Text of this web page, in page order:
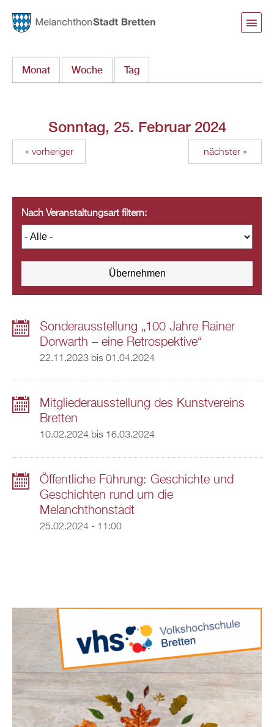
Monat Woche Tag
Sonntag, 25. Februar 2024
« vorheriger nächster »
Nach Veranstaltungsart filtern:
Sonderausstellung „100 Jahre Rainer
Dorwarth – eine Retrospektive“
22.11.2023bis 01.04.2024
Mitgliederausstellung des Kunstvereins
Bretten
10.02.2024bis 16.03.2024
Öffentliche Führung: Geschichte und
Geschichten rund um die
Melanchthonstadt
25.02.2024 - 11:00